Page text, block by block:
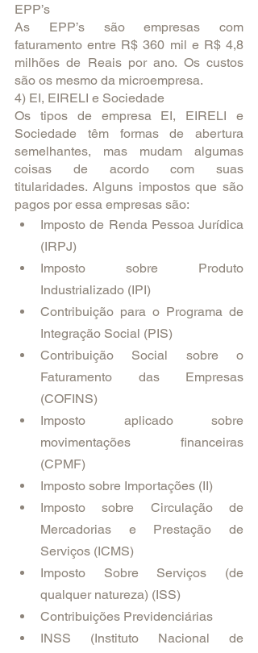
EPP’s
As EPP’s são empresas com
faturamento entre R$ 360 mil e R$ 4,8
milhões de Reais por ano. Os custos
são os mesmo da microempresa.
4) EI, EIRELI e Sociedade
Os tipos de empresa EI, EIRELI e
Sociedade têm formas de abertura
semelhantes, mas mudam algumas
coisas de acordo com suas
titularidades. Alguns impostos que são
pagos por essa empresas são:
Imposto de Renda Pessoa Jurídica
(IRPJ)
Imposto sobre Produto
Industrializado (IPI)
Contribuição para o Programa de
Integração Social (PIS)
Contribuição Social sobre o
Faturamento das Empresas
(COFINS)
Imposto aplicado sobre
movimentações financeiras
(CPMF)
Imposto sobre Importações (II)
Imposto sobre Circulação de
Mercadorias e Prestação de
Serviços (ICMS)
Imposto Sobre Serviços (de
qualquer natureza) (ISS)
Contribuições Previdenciárias
INSS (Instituto Nacional de